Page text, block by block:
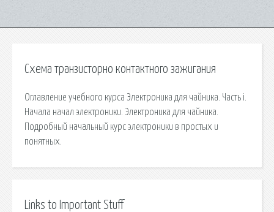
Схема транзисторно контактного зажигания
Оглавление учебного курса Электроника для чайника. Часть i.
Начала начал электроники. Электроника для чайника.
Подробный начальный курс электроники в простых и
понятных.
Links to Important Stuff